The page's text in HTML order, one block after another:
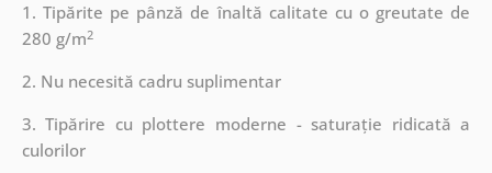
1. Tipărite pe pânză de înaltă calitate cu o greutate de
280 g/m2
2. Nu necesită cadru suplimentar
3. Tipărire cu plottere moderne - saturație ridicată a
culorilor